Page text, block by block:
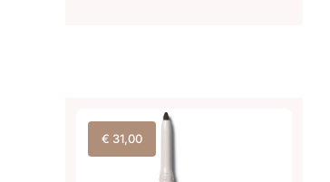
€ 31,00